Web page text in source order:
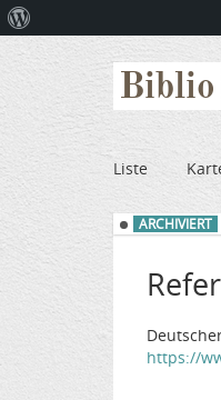
Biblio
Liste
ARCHIVIERT
https://
WordPress